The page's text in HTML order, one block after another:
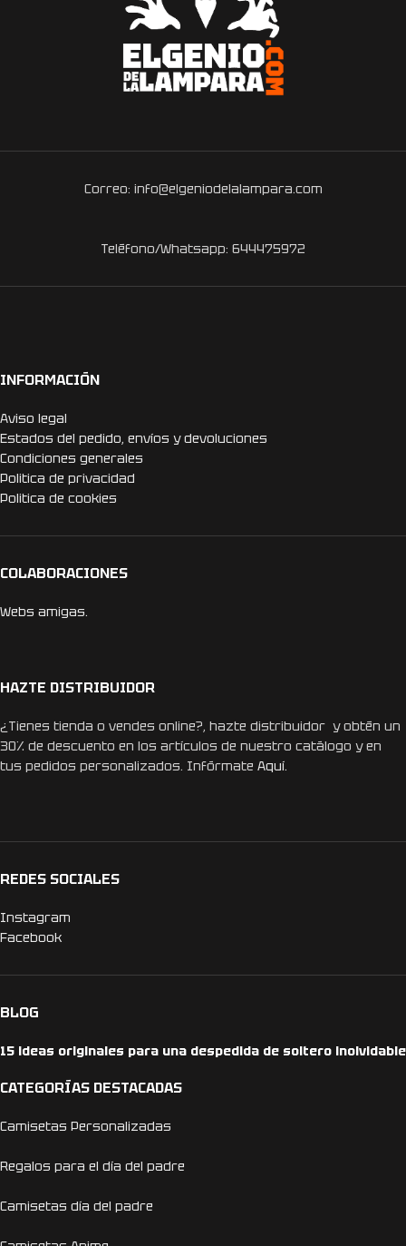
Correo: info@elgeniodelalampara.com
Teléfono/Whatsapp: 644475972
INFORMACIÓN
Aviso legal
Estados del pedido, envíos y devoluciones
Condiciones generales
Politica de privacidad
Politica de cookies
COLABORACIONES
Webs amigas.
HAZTE DISTRIBUIDOR
¿Tienes tienda o vendes online?, hazte distribuidor y obtén un
30% de descuento en los artículos de nuestro catálogo y en
tus pedidos personalizados. Infórmate Aquí.
REDES SOCIALES
Instagram
Facebook
BLOG
15 ideas originales para una despedida de soltero inolvidable
CATEGORÍAS DESTACADAS
Camisetas Personalizadas
Regalos para el día del padre
Camisetas día del padre